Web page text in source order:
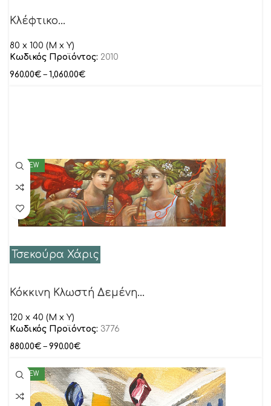
Κλέφτικο…
80 x 100 (M x Y)
Κωδικός Προϊόντος: 2010
960.00€ – 1,060.00€
NEW
Τσεκούρα Χάρις
Κόκκινη Κλωστή Δεμένη…
120 x 40 (M x Y)
Κωδικός Προϊόντος: 3776
880.00€ – 990.00€
NEW